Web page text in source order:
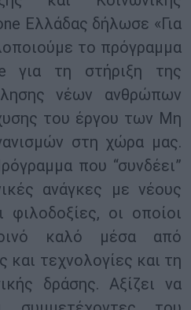
Ελλάδας δήλωσε «Για
το πρόγραμμα
για τη στήριξη της
νέων ανθρώπων
του έργου των Μη
στη χώρα μας.
που “συνδέει”
ανάγκες με νέους
οι οποίοι
καλό μέσα από
και τεχνολογίες και τη
δράσης. Αξίζει να